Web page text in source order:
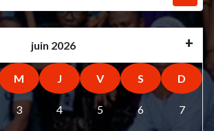
juin 2026
M J V S D
3 4 5 6 7